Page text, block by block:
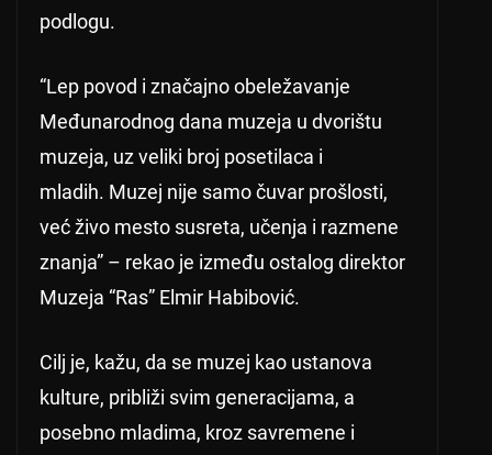
podlogu.
“Lep povod i značajno obeležavanje
Međunarodnog dana muzeja u dvorištu
muzeja, uz veliki broj posetilaca i
mladih. Muzej nije samo čuvar prošlosti,
već živo mesto susreta, učenja i razmene
znanja” – rekao je između ostalog direktor
Muzeja “Ras” Elmir Habibović.
Cilj je, kažu, da se muzej kao ustanova
kulture, približi svim generacijama, a
posebno mladima, kroz savremene i